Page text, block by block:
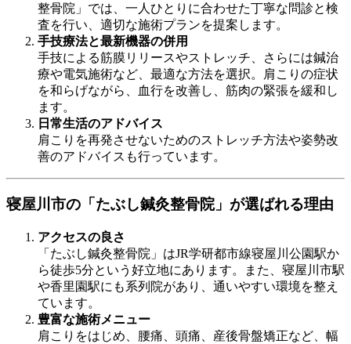
整骨院」では、一人ひとりに合わせた丁寧な問診と検
査を行い、適切な施術プランを提案します。
手技療法と最新機器の併用
手技による筋膜リリースやストレッチ、さらには鍼治
療や電気施術など、最適な方法を選択。肩こりの症状
を和らげながら、血行を改善し、筋肉の緊張を緩和し
ます。
日常生活のアドバイス
肩こりを再発させないためのストレッチ方法や姿勢改
善のアドバイスも行っています。
寝屋川市の「たぶし鍼灸整骨院」が選ばれる理由
アクセスの良さ
「たぶし鍼灸整骨院」はJR学研都市線寝屋川公園駅か
ら徒歩5分という好立地にあります。また、寝屋川市駅
や香里園駅にも系列院があり、通いやすい環境を整え
ています。
豊富な施術メニュー
肩こりをはじめ、腰痛、頭痛、産後骨盤矯正など、幅